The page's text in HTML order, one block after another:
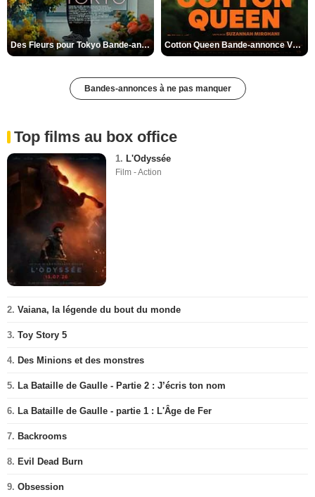
Des Fleurs pour Tokyo Bande-annonce VO STFR Cotton Queen Bande-annonce VO STFR
Bandes-annonces à ne pas manquer
Top films au box office
1. L'Odyssée
Film - Action
2. Vaiana, la légende du bout du monde
3. Toy Story 5
4. Des Minions et des monstres
5. La Bataille de Gaulle - Partie 2 : J’écris ton nom
6. La Bataille de Gaulle - partie 1 : L'Âge de Fer
7. Backrooms
8. Evil Dead Burn
9. Obsession